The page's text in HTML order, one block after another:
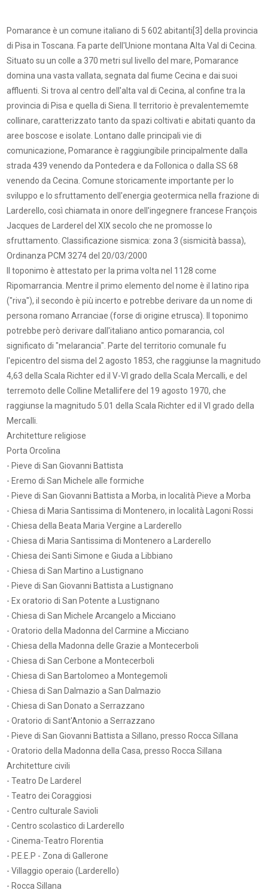
Pomarance è un comune italiano di 5 602 abitanti[3] della provincia
di Pisa in Toscana. Fa parte dell'Unione montana Alta Val di Cecina.
Situato su un colle a 370 metri sul livello del mare, Pomarance
domina una vasta vallata, segnata dal fiume Cecina e dai suoi
affluenti. Si trova al centro dell'alta val di Cecina, al confine tra la
provincia di Pisa e quella di Siena. Il territorio è prevalentememte
collinare, caratterizzato tanto da spazi coltivati e abitati quanto da
aree boscose e isolate. Lontano dalle principali vie di
comunicazione, Pomarance è raggiungibile principalmente dalla
strada 439 venendo da Pontedera e da Follonica o dalla SS 68
venendo da Cecina. Comune storicamente importante per lo
sviluppo e lo sfruttamento dell'energia geotermica nella frazione di
Larderello, così chiamata in onore dell'ingegnere francese François
Jacques de Larderel del XIX secolo che ne promosse lo
sfruttamento. Classificazione sismica: zona 3 (sismicità bassa),
Ordinanza PCM 3274 del 20/03/2000
Il toponimo è attestato per la prima volta nel 1128 come
Ripomarrancia. Mentre il primo elemento del nome è il latino ripa
("riva"), il secondo è più incerto e potrebbe derivare da un nome di
persona romano Arranciae (forse di origine etrusca). Il toponimo
potrebbe però derivare dall'italiano antico pomarancia, col
significato di "melarancia". Parte del territorio comunale fu
l'epicentro del sisma del 2 agosto 1853, che raggiunse la magnitudo
4,63 della Scala Richter ed il V-VI grado della Scala Mercalli, e del
terremoto delle Colline Metallifere del 19 agosto 1970, che
raggiunse la magnitudo 5.01 della Scala Richter ed il VI grado della
Mercalli.
Architetture religiose
Porta Orcolina
- Pieve di San Giovanni Battista
- Eremo di San Michele alle formiche
- Pieve di San Giovanni Battista a Morba, in località Pieve a Morba
- Chiesa di Maria Santissima di Montenero, in località Lagoni Rossi
- Chiesa della Beata Maria Vergine a Larderello
- Chiesa di Maria Santissima di Montenero a Larderello
- Chiesa dei Santi Simone e Giuda a Libbiano
- Chiesa di San Martino a Lustignano
- Pieve di San Giovanni Battista a Lustignano
- Ex oratorio di San Potente a Lustignano
- Chiesa di San Michele Arcangelo a Micciano
- Oratorio della Madonna del Carmine a Micciano
- Chiesa della Madonna delle Grazie a Montecerboli
- Chiesa di San Cerbone a Montecerboli
- Chiesa di San Bartolomeo a Montegemoli
- Chiesa di San Dalmazio a San Dalmazio
- Chiesa di San Donato a Serrazzano
- Oratorio di Sant'Antonio a Serrazzano
- Pieve di San Giovanni Battista a Sillano, presso Rocca Sillana
- Oratorio della Madonna della Casa, presso Rocca Sillana
Architetture civili
- Teatro De Larderel
- Teatro dei Coraggiosi
- Centro culturale Savioli
- Centro scolastico di Larderello
- Cinema-Teatro Florentia
- P.E.E.P - Zona di Gallerone
- Villaggio operaio (Larderello)
- Rocca Sillana